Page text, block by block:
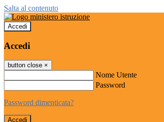
Salta al contenuto
Accedi
Accedi
button close ×
Nome Utente
Password
Password dimenticata?